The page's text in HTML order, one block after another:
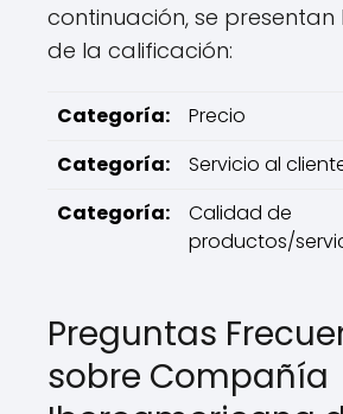
continuación, se presentan
de la calificación:
Categoría: Precio
Categoría:
Servicio al
Categoría:
Calidad de
productos/
Preguntas
sobre Compañía